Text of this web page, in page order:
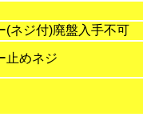
(ネジ付)廃盤入手不可
止めネジ